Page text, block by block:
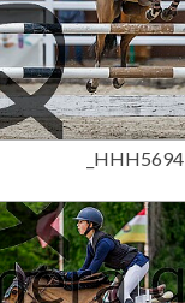
15,00 €
_HHH5694